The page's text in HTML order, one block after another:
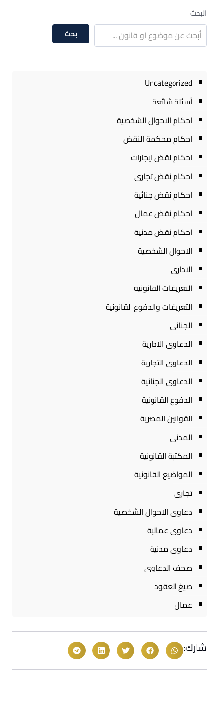
البحث
بحث
Uncategorized
أسئلة شائعة
احكام الاحوال الشخصية
احكام محكمة النقض
احكام نقض ايجارات
احكام نقض تجارى
احكام نقض جنائية
احكام نقض عمال
احكام نقض مدنية
الاحوال الشخصية
الادارى
التعريفات القانونية
التعريفات والدفوع القانونية
الجنائى
الدعاوى الادارية
الدعاوى التجارية
الدعاوى الجنائية
الدفوع القانونية
القوانين المصرية
المدنى
المكتبة القانونية
المواضيع القانونية
تجارى
دعاوى الاحوال الشخصية
دعاوى عمالية
دعاوى مدنية
صحف الدعاوى
صيغ العقود
عمال
شارك: